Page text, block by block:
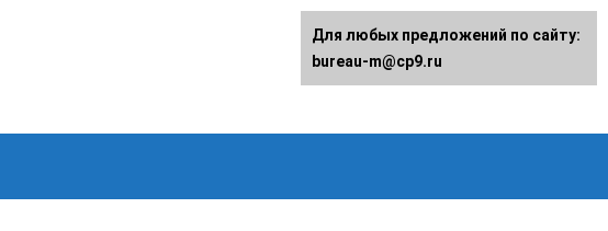
Для любых предложений по сайту:
bureau-m@cp9.ru